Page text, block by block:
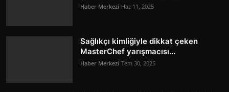
Haber Merkezi Haz 11, 2025
Sağlıkçı kimliğiyle dikkat çeken
MasterChef yarışmacısı...
Haber Merkezi Tem 30, 2025